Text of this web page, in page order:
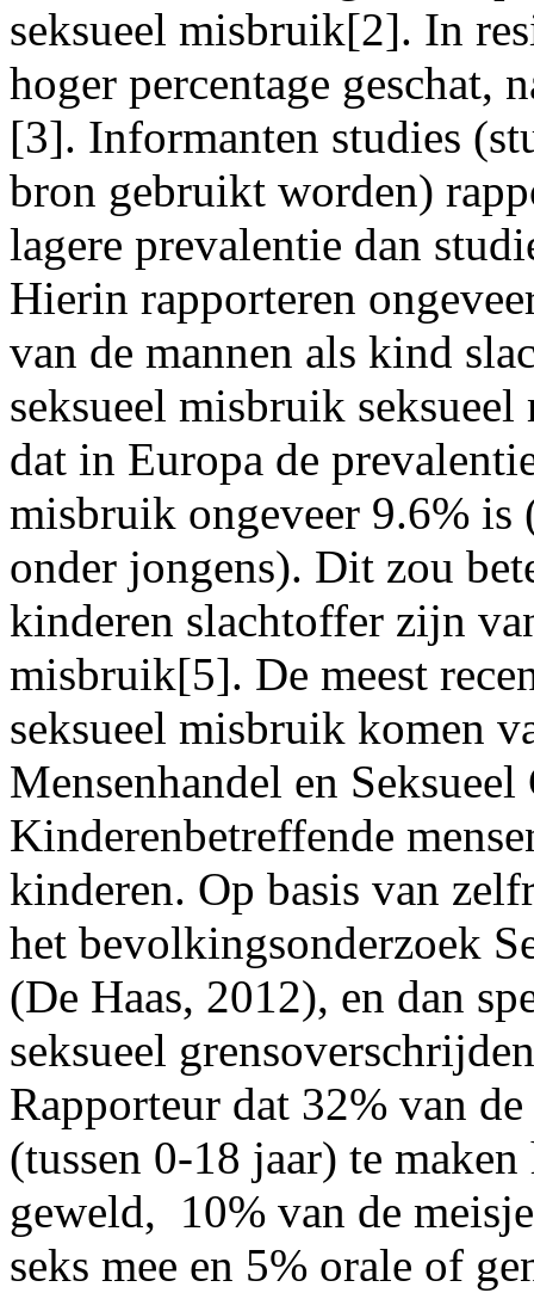
seksueel misbruik[2]. In
hoger percentage geschat,
[3]. Informanten studies
bron gebruikt worden)
lagere prevalentie dan
Hierin rapporteren
van de mannen als kind
seksueel misbruik
dat in Europa de
misbruik ongeveer 9.6% is
onder jongens). Dit zou
kinderen slachtoffer zijn
misbruik[5]. De meest
seksueel misbruik komen
Mensenhandel en
Kinderenbetreffende
kinderen. Op basis van
het bevolkingsonderzoek
(De Haas, 2012), en dan
seksueel
Rapporteur dat 32% van
(tussen 0-18 jaar) te
geweld, 10% van de
seks mee en 5% orale of